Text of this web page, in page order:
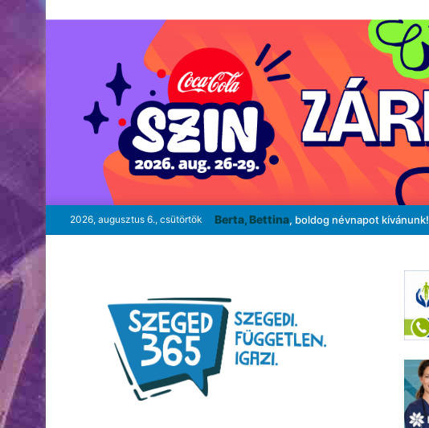
2026, augusztus 6., csütörtök Berta, Bettina, boldog névnapot kívánunk!